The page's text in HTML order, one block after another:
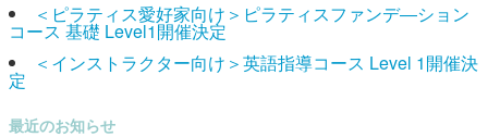
＜ピラティス愛好家向け＞ピラティスファンデ―ション
コース 基礎 Level1開催決定
＜インストラクター向け＞英語指導コース Level 1開催決
定
最近のお知らせ